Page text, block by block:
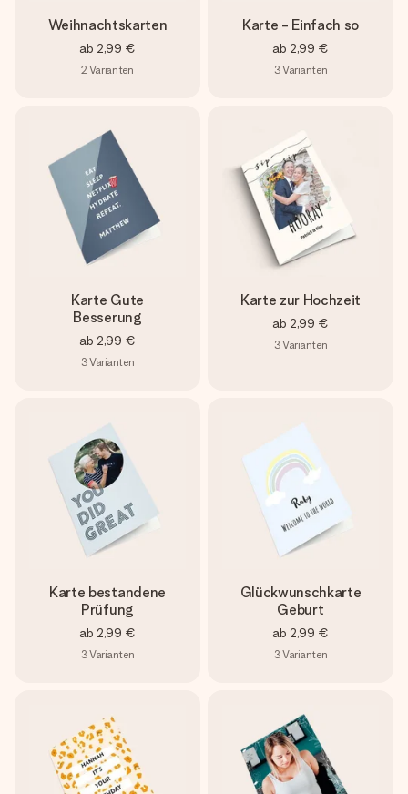
Weihnachtskarten
ab 2,99 €
2 Varianten
Karte - Einfach so
ab 2,99 €
3Varianten
Karte Gute
Besserung
ab 2,99 €
3Varianten
Karte zur Hochzeit
ab 2,99 €
3Varianten
Karte bestandene
Prüfung
ab 2,99 €
3Varianten
Glückwunschkarte
Geburt
ab 2,99 €
3Varianten